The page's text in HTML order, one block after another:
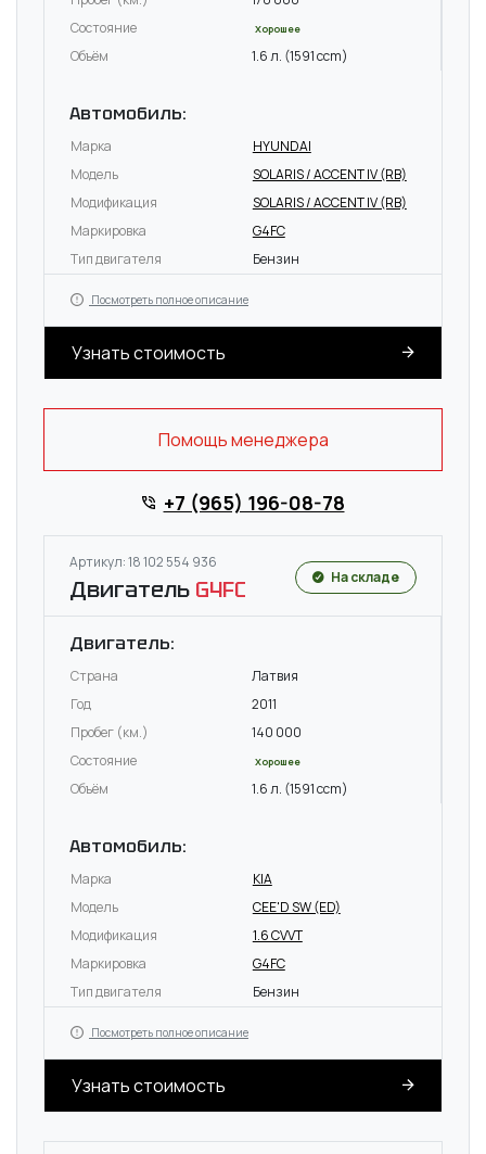
Состояние
Хорошее
Объём 1.6 л. (1591 ccm)
Автомобиль:
Марка
HYUNDAI
Модель
SOLARIS / ACCENT IV (RB)
Модификация
SOLARIS / ACCENT IV (RB)
Маркировка
G4FC
Тип двигателя
Бензин
Посмотреть полное описание
Узнать стоимость
Помощь менеджера
+7 (965) 196-08-78
Артикул: 18 102 554 936
Двигатель G4FC На складе
Двигатель:
Страна
Латвия
Год
2011
Пробег (км.)
140 000
Состояние
Хорошее
Объём 1.6 л. (1591 ccm)
Автомобиль:
Марка
KIA
Модель
CEE'D SW (ED)
Модификация
1.6 CVVT
Маркировка
G4FC
Тип двигателя
Бензин
Посмотреть полное описание
Узнать стоимость